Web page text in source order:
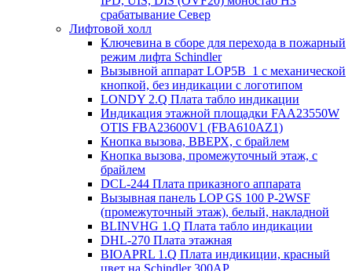
срабатывание Cевер
Лифтовой холл
Ключевина в сборе для перехода в пожарный
режим лифта Schindler
Вызывной аппарат LOP5B_1 с механической
кнопкой, без индикации с логотипом
LONDY 2.Q Плата табло индикации
Индикация этажной площадки FAA23550W
OTIS FBA23600V1 (FBA610AZ1)
Кнопка вызова, ВВЕРХ, с брайлем
Кнопка вызова, промежуточный этаж, с
брайлем
DCL-244 Плата приказного аппарата
Вызывная панель LOP GS 100 P-2WSF
(промежуточный этаж), белый, накладной
BLINVHG 1.Q Плата табло индикации
DHL-270 Плата этажная
BIOAPRL 1.Q Плата индикиции, красный
цвет на Schindler 300AP